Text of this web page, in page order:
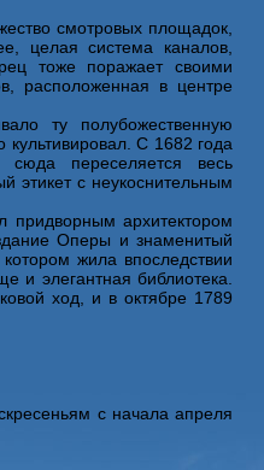
смотровых площадок,
целая система каналов,
тоже поражает своими
расположенная в центре
ту полубожественную
культивировал. С 1682 года
сюда переселяется весь
этикет с неукоснительным
придворным архитектором
Оперы и знаменитый
жила впоследствии
и элегантная библиотека.
ход, и в октябре 1789
с начала апреля